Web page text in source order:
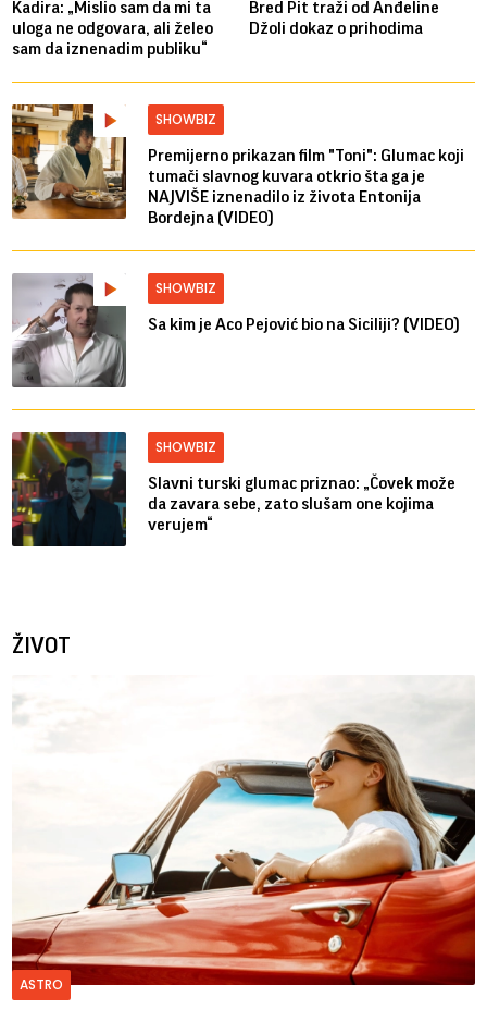
Kadira: „Mislio sam da mi ta
uloga ne odgovara, ali želeo
sam da iznenadim publiku“
Bred ​​Pit traži od Anđeline
Džoli dokaz o prihodima
SHOWBIZ
Premijerno prikazan film "Toni": Glumac koji
tumači slavnog kuvara otkrio šta ga je
NAJVIŠE iznenadilo iz života Entonija
Bordejna (VIDEO)
SHOWBIZ
Sa kim je Aco Pejović bio na Siciliji? (VIDEO)
SHOWBIZ
Slavni turski glumac priznao: „Čovek može
da zavara sebe, zato slušam one kojima
verujem“
ŽIVOT
ASTRO